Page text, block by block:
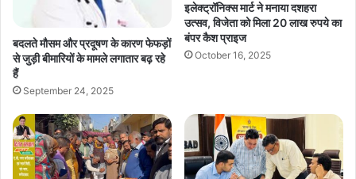
बदलते मौसम और प्रदूषण के कारण फेफड़ों
से जुड़ी बीमारियों के मामले लगातार बढ़ रहे
हैं
September 24, 2025
इलेक्ट्रॉनिक्स मार्ट ने मनाया दशहरा
उत्सव, विजेता को मिला 20 लाख रुपये का
बंपर कैश प्राइज
October 16, 2025